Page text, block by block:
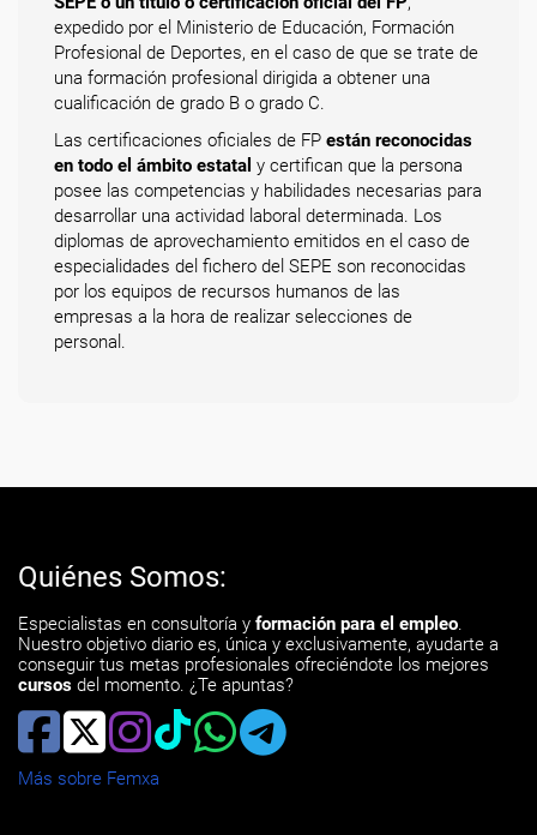
expedido por el Ministerio de Educación, Formación
Profesional de Deportes, en el caso de que se trate de
una formación profesional dirigida a obtener una
cualificación de grado B o grado C.
Las certificaciones oficiales de FP están reconocidas
en todo el ámbito estatal y certifican que la persona
posee las competencias y habilidades necesarias para
desarrollar una actividad laboral determinada. Los
diplomas de aprovechamiento emitidos en el caso de
especialidades del fichero del SEPE son reconocidas
por los equipos de recursos humanos de las
empresas a la hora de realizar selecciones de
personal.
Quiénes Somos:
Especialistas en consultoría y formación para el empleo.
Nuestro objetivo diario es, única y exclusivamente, ayudarte a
conseguir tus metas profesionales ofreciéndote los mejores
cursos del momento. ¿Te apuntas?
Más sobre Femxa